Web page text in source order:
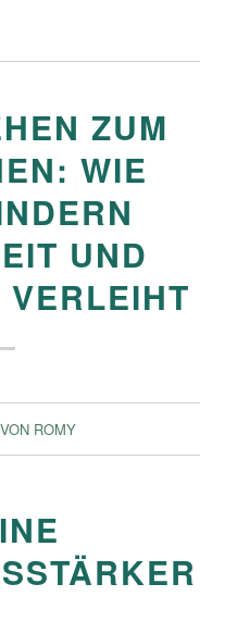
ZUM
WIE
UND
VON ROMY